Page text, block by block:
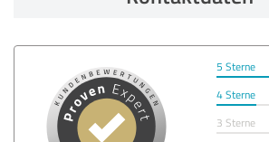
5 Sterne
4 Sterne
3 Sterne